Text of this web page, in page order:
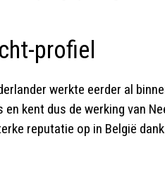
profiel
werkte eerder al
kent dus de werking van
reputatie op in België